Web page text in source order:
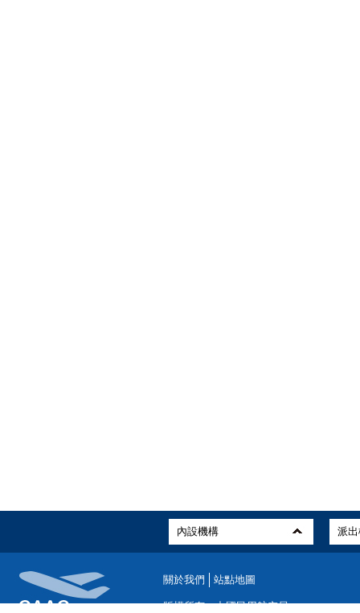
關於我們 站點地圖
版權所有：中國民用航空局